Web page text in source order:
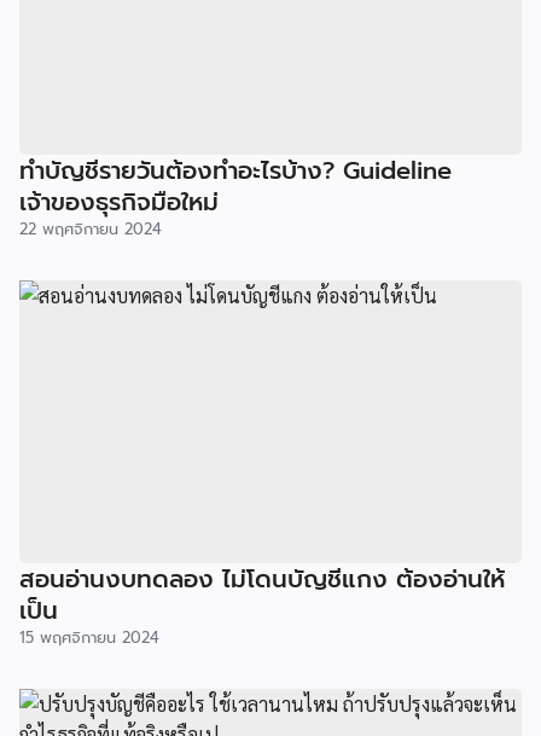
ทำบัญชีรายวันต้องทำอะไรบ้าง? Guideline
เจ้าของธุรกิจมือใหม่
22 พฤศจิกายน 2024
สอนอ่านงบทดลอง ไม่โดนบัญชีแกง ต้องอ่านให้
เป็น
15 พฤศจิกายน 2024